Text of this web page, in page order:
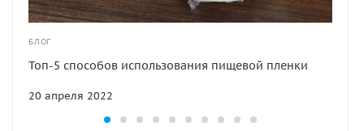
БЛОГ
20 апреля 2022
Топ-5 способов использования пищевой пленки